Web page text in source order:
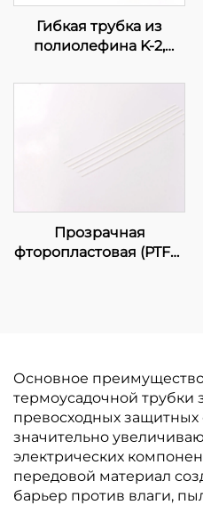
Гибкая трубка из
полиолефина K-2,
Прозрачная
фторопластовая (PTFE)
Основное
термоусадочной трубки
превосходных защитных
значительно
электрических
передовой материал
барьер против влаги,